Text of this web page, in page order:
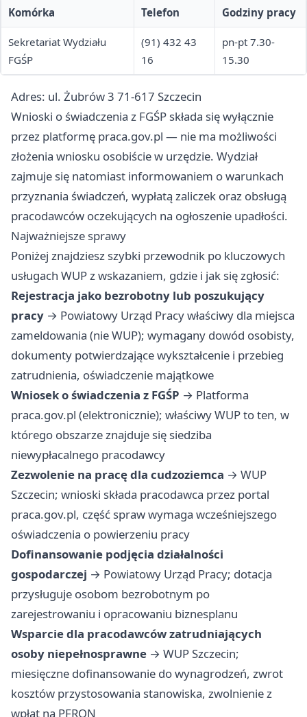
Komórka Telefon Godziny pracy
Sekretariat Wydziału
FGŚP
(91) 432 43
16
pn-pt 7.30-
15.30
Adres: ul. Żubrów 3 71-617 Szczecin
Wnioski o świadczenia z FGŚP składa się wyłącznie
przez platformę praca.gov.pl — nie ma możliwości
złożenia wniosku osobiście w urzędzie. Wydział
zajmuje się natomiast informowaniem o warunkach
przyznania świadczeń, wypłatą zaliczek oraz obsługą
pracodawców oczekujących na ogłoszenie upadłości.
Najważniejsze sprawy
Poniżej znajdziesz szybki przewodnik po kluczowych
usługach WUP z wskazaniem, gdzie i jak się zgłosić:
Rejestracja jako bezrobotny lub poszukujący
pracy → Powiatowy Urząd Pracy właściwy dla miejsca
zameldowania (nie WUP); wymagany dowód osobisty,
dokumenty potwierdzające wykształcenie i przebieg
zatrudnienia, oświadczenie majątkowe
Wniosek o świadczenia z FGŚP → Platforma
praca.gov.pl (elektronicznie); właściwy WUP to ten, w
którego obszarze znajduje się siedziba
niewypłacalnego pracodawcy
Zezwolenie na pracę dla cudzoziemca → WUP
Szczecin; wnioski składa pracodawca przez portal
praca.gov.pl, część spraw wymaga wcześniejszego
oświadczenia o powierzeniu pracy
Dofinansowanie podjęcia działalności
gospodarczej → Powiatowy Urząd Pracy; dotacja
przysługuje osobom bezrobotnym po
zarejestrowaniu i opracowaniu biznesplanu
Wsparcie dla pracodawców zatrudniających
osoby niepełnosprawne → WUP Szczecin;
miesięczne dofinansowanie do wynagrodzeń, zwrot
kosztów przystosowania stanowiska, zwolnienie z
wpłat na PFRON